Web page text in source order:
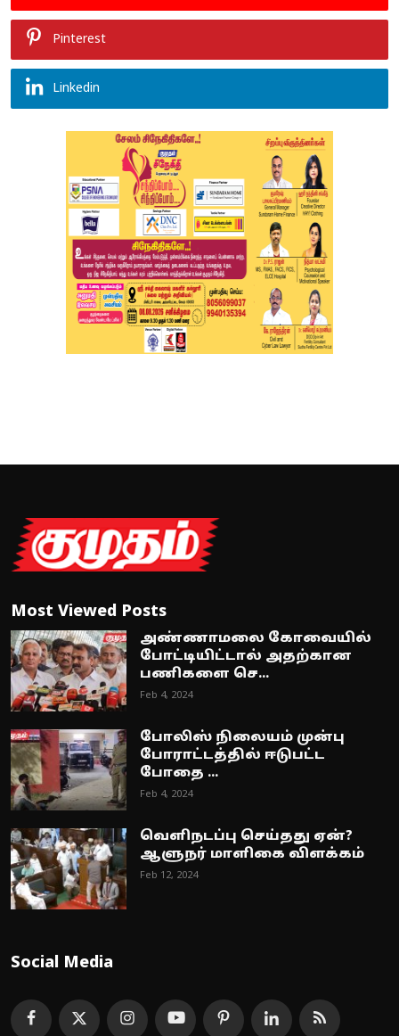
Pinterest
Linkedin
Most Viewed Posts
அண்ணாமலை கோவையில்
போட்டியிட்டால் அதற்கான
பணிகளை செ...
Feb 4, 2024
போலிஸ் நிலையம் முன்பு
போராட்டத்தில் ஈடுபட்ட
போதை ...
Feb 4, 2024
வெளிநடப்பு செய்தது ஏன்?
ஆளுநர் மாளிகை விளக்கம்
Feb 12, 2024
Social Media